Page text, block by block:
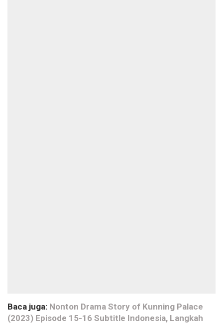
Baca juga: Nonton Drama Story of Kunning Palace
(2023) Episode 15-16 Subtitle Indonesia, Langkah